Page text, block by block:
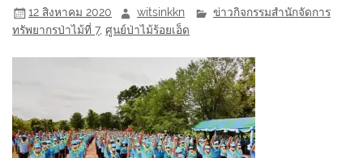
12 สิงหาคม 2020 witsinkkn
ข่าวกิจกรรมสำนักจัดการ
ทรัพยากรป่าไม้ที่ 7,ศูนย์ป่าไม้ร้อยเอ็ด